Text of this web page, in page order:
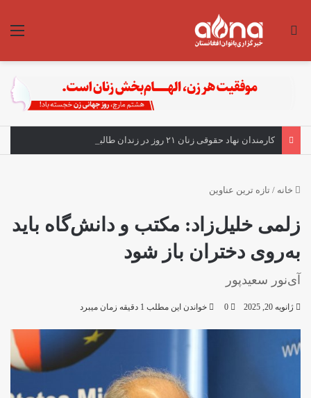
جستجو برای
خانه / تازه ترین عناوین
زلمی خلیل‌زاد: مکتب و دانش‌گاه باید
به‌روی دختران باز شود
آی‌نور سعیدپور
ژانویه 20, 2025 0 خواندن این مطلب 1 دقیقه زمان میبرد